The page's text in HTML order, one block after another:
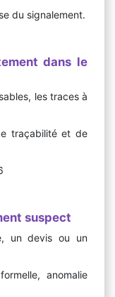
du signalement.
dans le
les traces à
traçabilité et de
suspect
un devis ou un
anomalie